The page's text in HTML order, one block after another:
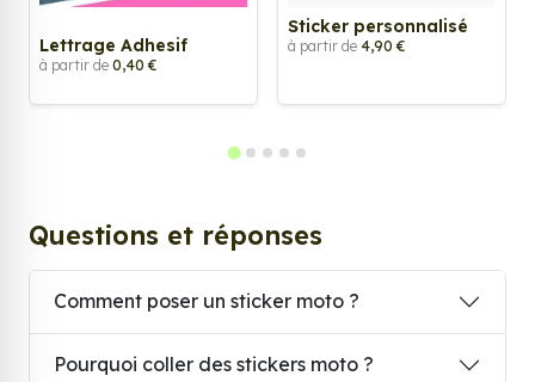
Lettrage Adhesif
à partir de 0,40 €
Sticker personnalisé
à partir de 4,90 €
Questions et réponses
Comment poser un sticker moto ?
Pourquoi coller des stickers moto ?